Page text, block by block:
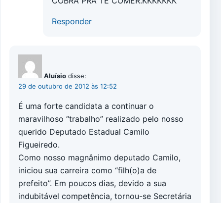
Responder
Aluísio disse:
29 de outubro de 2012 às 12:52
É uma forte candidata a continuar o
maravilhoso “trabalho” realizado pelo nosso
querido Deputado Estadual Camilo
Figueiredo.
Como nosso magnânimo deputado Camilo,
iniciou sua carreira como “filh(o)a de
prefeito”. Em poucos dias, devido a sua
indubitável competência, tornou-se Secretária